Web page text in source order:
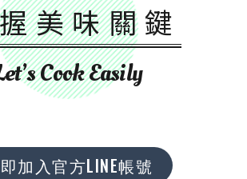
美味關鍵
Cook Easily
加入官方LINE帳號